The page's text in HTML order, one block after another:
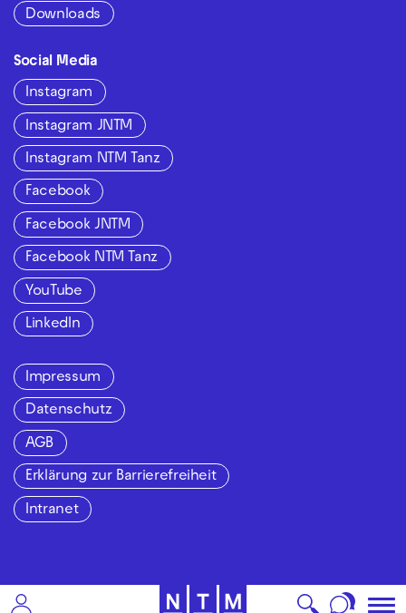
Downloads
Social Media
Instagram
Instagram JNTM
Instagram NTM Tanz
Facebook
Facebook JNTM
Facebook NTM Tanz
YouTube
LinkedIn
Impressum
Datenschutz
AGB
Erklärung zur Barrierefreiheit
Intranet